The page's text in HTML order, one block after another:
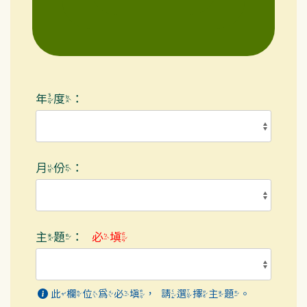
年度：
月份：
主題： 必填
此欄位為必填，請選擇主題。